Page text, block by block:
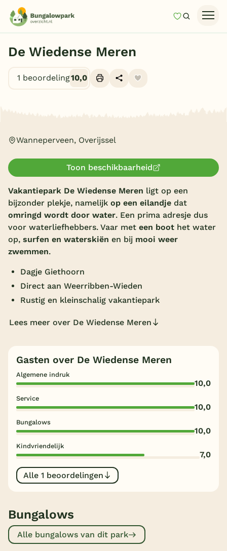
MijnZoeken
Last minutes
Top 12 aanbiedingen
Vakantiehuizen
Onze vakantiegidsen
Vakantieparken
Subtropisch zwembad
Overdekt zwembad
Alle populaire faciliteiten
Keuzehulp
Limburg
Duitsland
België
Onze e-boeken
De Wiedense Meren
1 beoordeling10,0
Wanneperveen, Overijssel
Toon beschikbaarheid
Vakantiepark De Wiedense Meren ligt op een
bijzonder plekje, namelijk op een eilandje dat
omringd wordt door water. Een prima adresje dus
voor waterliefhebbers. Vaar met een boot het water
op, surfen en waterskiën en bij mooi weer
zwemmen.
Dagje Giethoorn
Direct aan Weerribben-Wieden
Rustig en kleinschalig vakantiepark
Lees meer over De Wiedense Meren
Gasten over De Wiedense Meren
Algemene indruk
10,0
Service
10,0
Bungalows
10,0
Kindvriendelijk
7,0
Alle 1 beoordelingen
Bungalows
Alle bungalows van dit park